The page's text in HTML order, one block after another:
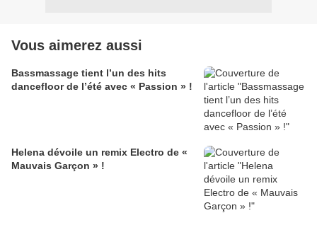
Vous aimerez aussi
Bassmassage tient l’un des hits
dancefloor de l’été avec « Passion » !
Helena dévoile un remix Electro de «
Mauvais Garçon » !